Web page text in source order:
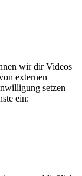
wir dir Videos
externen
setzen
ein: